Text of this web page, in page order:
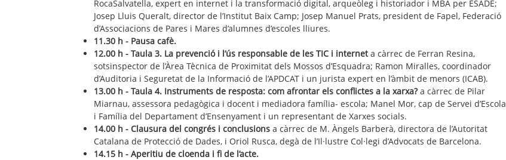
RocaSalvatella, expert en internet i la transformació digital, arqueòleg i historiador i MBA per ESADE;
Josep Lluis Queralt, director de l’Institut Baix Camp; Josep Manuel Prats, president de Fapel, Federació
d’Associacions de Pares i Mares d’alumnes d’escoles lliures.
11.30 h - Pausa cafè.
12.00 h - Taula 3. La prevenció i l’ús responsable de les TIC i interneta càrrec de Ferran Resina,
sotsinspector de l’Àrea Tècnica de Proximitat dels Mossos d’Esquadra; Ramon Miralles, coordinador
d’Auditoria i Seguretat de la Informació de l’APDCAT i un jurista expert en l’àmbit de menors (ICAB).
13.00 h - Taula 4. Instruments de resposta: com afrontar els conflictes a la xarxa?a càrrec de Pilar
Miarnau, assessora pedagògica i docent i mediadora família- escola; Manel Mor, cap de Servei d’Escola
i Família del Departament d’Ensenyament i un representant de Xarxes socials.
14.00 h - Clausura del congrés i conclusions a càrrec de M. Àngels Barberà, directora de l’Autoritat
Catalana de Protecció de Dades, i Oriol Rusca, degà de l’Il·lustre Col·legi d’Advocats de Barcelona.
14.15 h - Aperitiu de cloenda i fi de l’acte.